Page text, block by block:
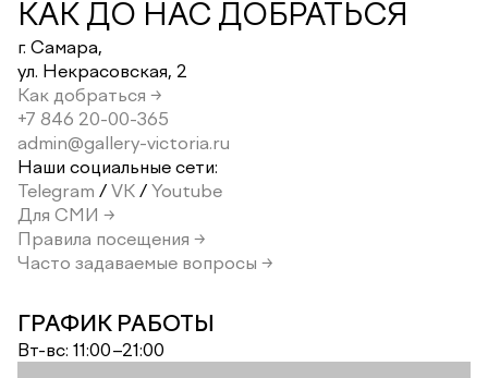
КАК ДО НАС ДОБРАТЬСЯ
г. Самара,
ул. Некрасовская, 2
Как добраться →
+7 846 20-00-365
admin@gallery-victoria.ru
Наши социальные сети:
Telegram / VK / Youtube
Для СМИ →
Правила посещения →
Часто задаваемые вопросы →
ГРАФИК РАБОТЫ
Вт-вс: 11:00–21:00